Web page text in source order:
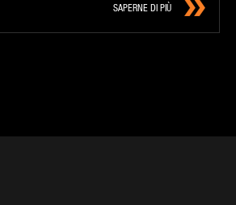
SAPERNE DI PIÙ